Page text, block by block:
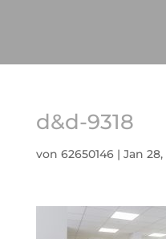
d&d-9318
von 62650146| Jan 28,